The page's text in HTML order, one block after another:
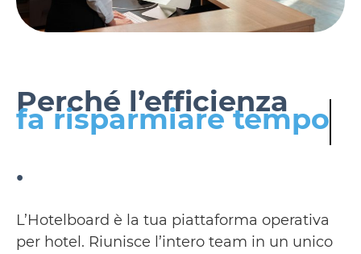
Perché l’efficienza
fa risparmiare tempo
.
L’Hotelboard è la tua piattaforma operativa
per hotel. Riunisce l’intero team in un unico